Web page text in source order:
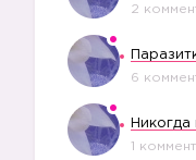
2
6
1